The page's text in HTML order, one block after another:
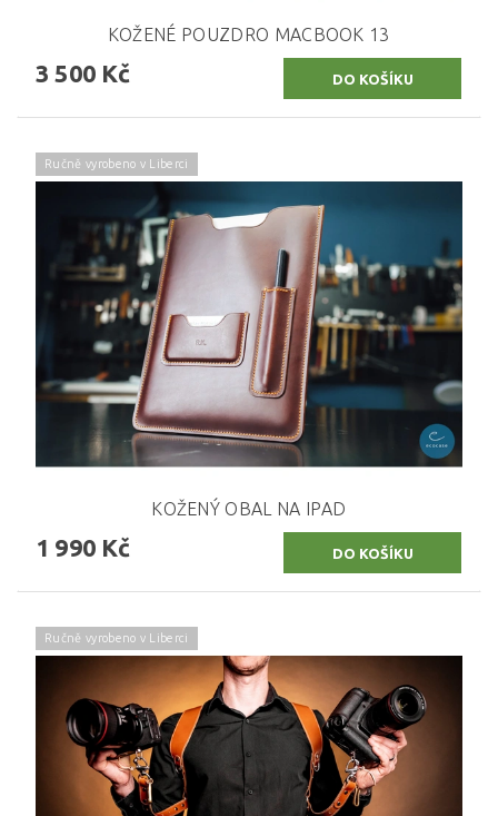
KOŽENÉ POUZDRO MACBOOK 13
3 500 Kč
Ručně vyrobeno v Liberci
KOŽENÝ OBAL NA IPAD
1 990 Kč
Ručně vyrobeno v Liberci